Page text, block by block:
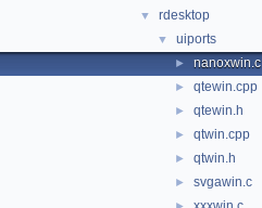
▼ rdesktop
▼ uiports
► nanoxwin.c
► qtewin.cpp
► qtewin.h
► qtwin.cpp
► qtwin.h
► svgawin.c